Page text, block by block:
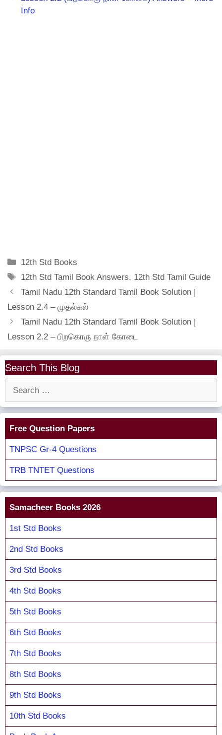
Info
Categories
12th Std Books
Tags
12th Std Tamil Book Answers, 12th Std Tamil Guide
Tamil Nadu 12th Standard Tamil Book Solution |
Lesson 2.4 – முதல்கல்
Tamil Nadu 12th Standard Tamil Book Solution |
Lesson 2.2 – பிறகொரு நாள் காேடை
Search This Blog
Free Question Papers
TNPSC Gr-4 Questions
TRB TNTET Questions
Samacheer Books 2026
1st Std Books
2nd Std Books
3rd Std Books
4th Std Books
5th Std Books
6th Std Books
7th Std Books
8th Std Books
9th Std Books
10th Std Books